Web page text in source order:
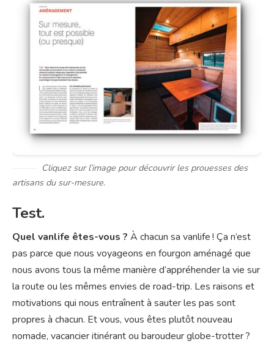
Cliquez sur l’image pour découvrir les prouesses des
artisans du sur-mesure.
Test.
Quel vanlife êtes-vous ? À chacun sa vanlife ! Ça n’est
pas parce que nous voyageons en fourgon aménagé que
nous avons tous la même manière d’appréhender la vie sur
la route ou les mêmes envies de road-trip. Les raisons et
motivations qui nous entraînent à sauter les pas sont
propres à chacun. Et vous, vous êtes plutôt nouveau
nomade, vacancier itinérant ou baroudeur globe-trotter ?